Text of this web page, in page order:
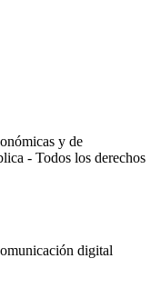
y de
- Todos los derechos
digital